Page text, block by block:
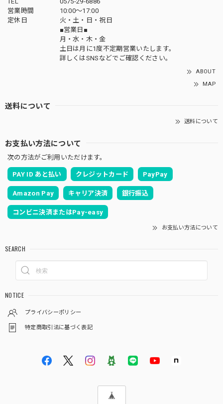
営業時間
10:00～17:00
定休日
火・土・日・祝日
■営業日■
月・水・木・金
土日は月に1度不定期営業いたします。
詳しくはSNSなどでご確認ください。
ABOUT
MAP
送料について
送料について
お支払い方法について
次の方法がご利用いただけます。
PAY ID あと払い クレジットカード PayPay
Amazon Pay キャリア決済 銀行振込
コンビニ決済またはPay-easy
お支払い方法について
SEARCH
NOTICE
プライバシーポリシー
特定商取引法に基づく表記